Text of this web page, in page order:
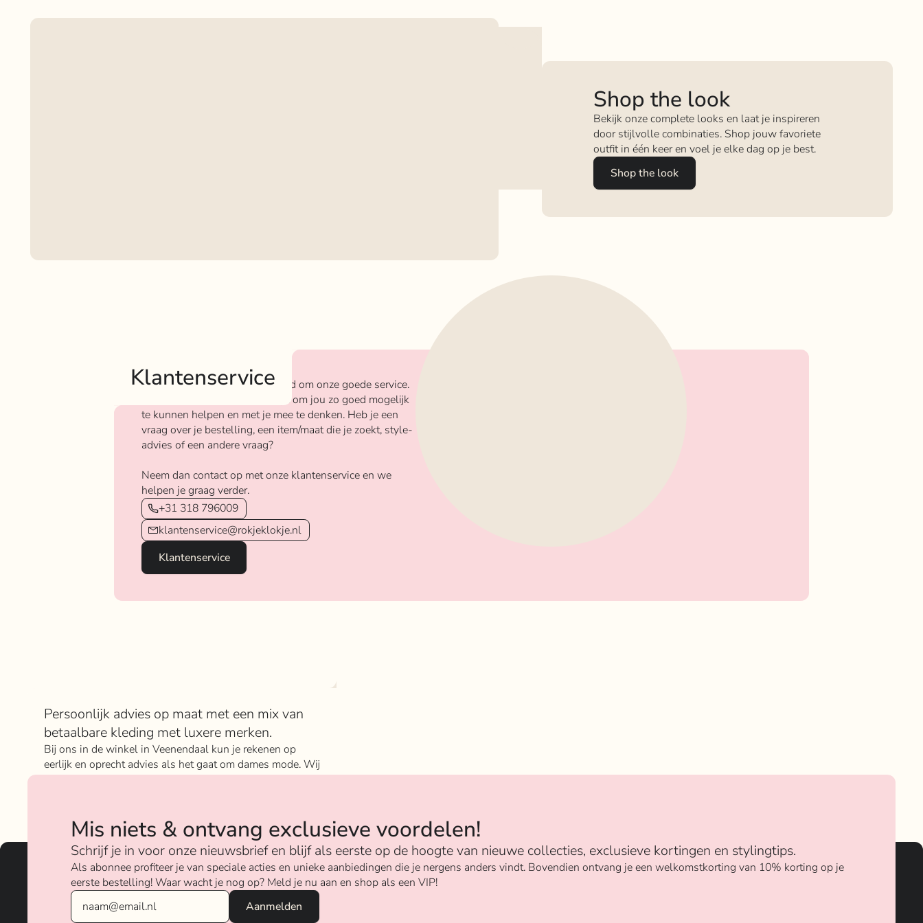
Shop the look
Bekijk onze complete looks en laat je inspireren
door stijlvolle combinaties. Shop jouw favoriete
outfit in één keer en voel je elke dag op je best.
Shop the look
Klantenservice
Bij Rokjeklokje staan we bekend om onze goede service.
We vinden het super belangrijk om jou zo goed mogelijk
te kunnen helpen en met je mee te denken. Heb je een
vraag over je bestelling, een item/maat die je zoekt, style-
advies of een andere vraag?
Neem dan contact op met onze klantenservice en we
helpen je graag verder.
+31 318 796009
klantenservice@rokjeklokje.nl
Klantenservice
Over Rokje Klokje
Persoonlijk advies op maat met een mix van
betaalbare kleding met luxere merken.
Bij ons in de winkel in Veenendaal kun je rekenen op
eerlijk en oprecht advies als het gaat om dames mode. Wij
geloven sterk in ons concept; het mixen en matchen van
Over ons
Mis niets & ontvang exclusieve voordelen!
Schrijf je in voor onze nieuwsbrief en blijf als eerste op de hoogte van nieuwe collecties, exclusieve kortingen en stylingtips.
Als abonnee profiteer je van speciale acties en unieke aanbiedingen die je nergens anders vindt. Bovendien ontvang je een welkomstkorting van 10% korting op je
eerste bestelling! Waar wacht je nog op? Meld je nu aan en shop als een VIP!